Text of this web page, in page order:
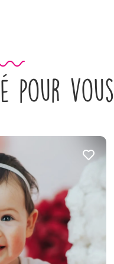
pour vous